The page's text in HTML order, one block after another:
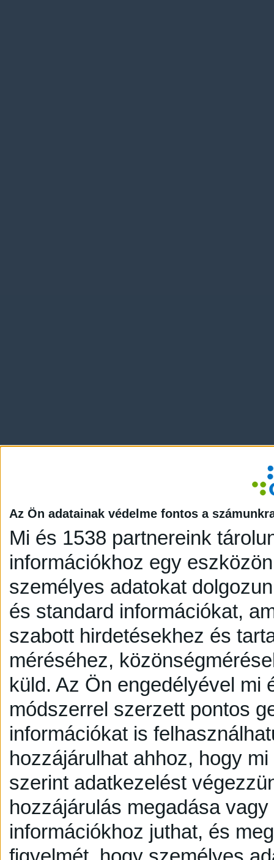
Az Ön adatainak védelme fontos a
Mi és 1538 partnereink
információkhoz egy
személyes adatokat
és standard információkat,
szabott hirdetésekhez és
méréséhez,
küld. Az Ön engedélyével mi
módszerrel szerzett pontos
információkat is
hozzájárulhat ahhoz, hogy
szerint adatkezelést
hozzájárulás megadása
információkhoz juthat, és